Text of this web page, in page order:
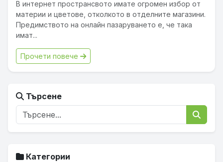
В интернет пространсвото имате огромен избор от
материи и цветове, отколкото в отделните магазини.
Предимството на онлайн пазаруването е, че така
имат...
Прочети повече
Търсене
Категории